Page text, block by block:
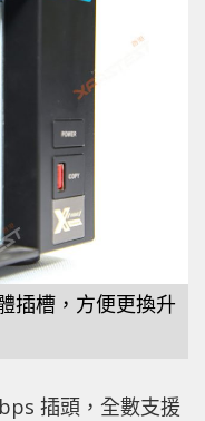
插槽，方便更換升
插頭，全數支援